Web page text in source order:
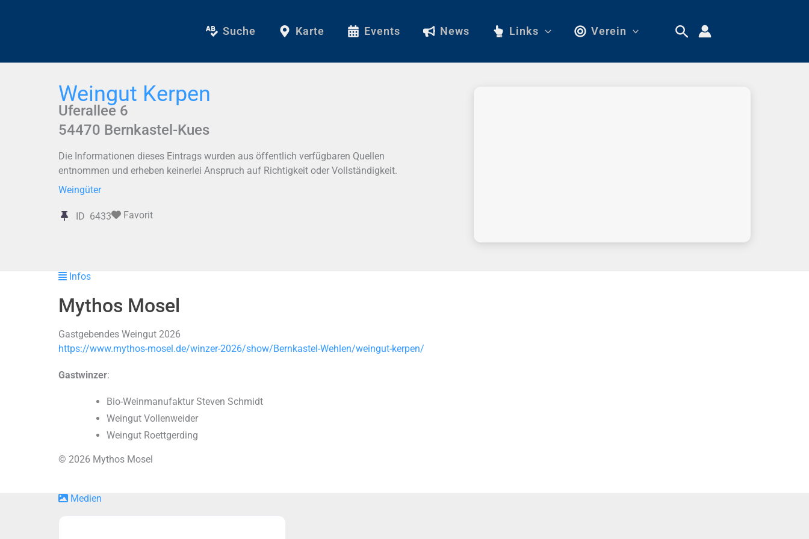
Suche Karte Events News Links Verein
Weingut Kerpen
Uferallee 6
54470 Bernkastel-Kues
Die Informationen dieses Eintrags wurden aus öffentlich verfügbaren Quellen
entnommen und erheben keinerlei Anspruch auf Richtigkeit oder Vollständigkeit.
Weingüter
ID 6433 Favorit
Infos
Mythos Mosel
Gastgebendes Weingut 2026
https://www.mythos-mosel.de/winzer-2026/show/Bernkastel-Wehlen/weingut-kerpen/
Gastwinzer:
Bio-Weinmanufaktur Steven Schmidt
Weingut Vollenweider
Weingut Roettgerding
© 2026 Mythos Mosel
Medien